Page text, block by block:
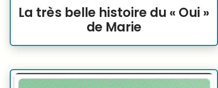
La très belle histoire du « Oui »
de Marie